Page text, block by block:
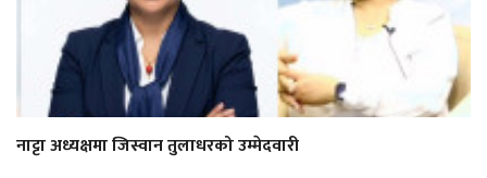
नाट्टा अध्यक्षमा जिस्वान तुलाधरको उम्मेदवारी